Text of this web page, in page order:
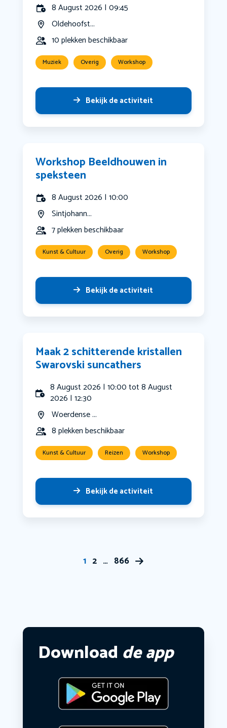
8 August 2026 | 09:45
Oldehoofst...
10 plekken beschikbaar
Muziek Overig Workshop
Bekijk de activiteit
Workshop Beeldhouwen in
speksteen
8 August 2026 | 10:00
Sintjohann...
7 plekken beschikbaar
Kunst & Cultuur Overig Workshop
Bekijk de activiteit
Maak 2 schitterende kristallen
Swarovski suncathers
8 August 2026 | 10:00 tot 8 August
2026 | 12:30
Woerdense ...
8 plekken beschikbaar
Kunst & Cultuur Reizen Workshop
Bekijk de activiteit
1 2 … 866
Download de app